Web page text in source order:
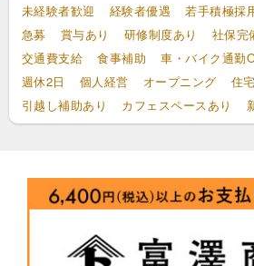
未経験者歓迎 経験者優遇 若手積極採
急募
賞与あり 研修制度あり 社保完
交通費支給
食事補助 車・バイク通勤
週休2日
個人経営 オープニング
住
引越し補助あり
カフェスペースあり